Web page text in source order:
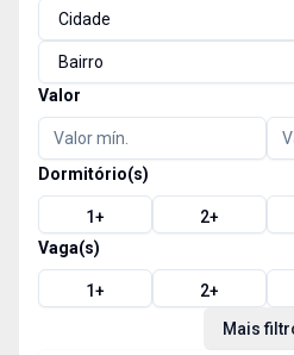
Cidade
Bairro
Valor
Dormitório(s)
1+ 2+
Vaga(s)
1+ 2+
Mais